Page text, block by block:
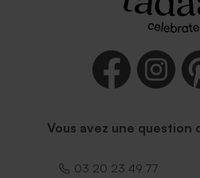
Vous avez une question
03 20 23 49 77